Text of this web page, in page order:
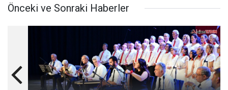
Önceki ve Sonraki Haberler